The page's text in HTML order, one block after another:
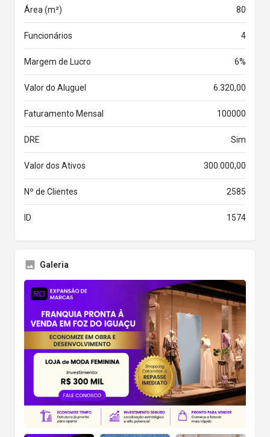
Área (m²) 80
Funcionários 4
Margem de Lucro 6%
Valor do Aluguel 6.320,00
Faturamento Mensal 100000
DRE Sim
Valor dos Ativos 300.000,00
Nº de Clientes 2585
ID 1574
Galeria